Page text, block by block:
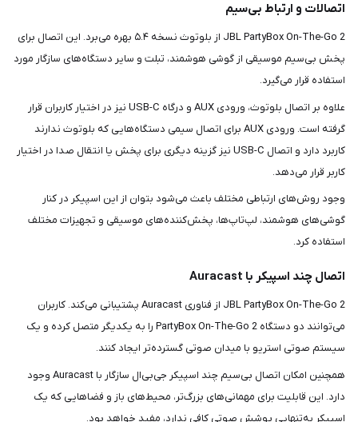
اتصالات و ارتباط بی‌سیم
JBL PartyBox On-The-Go 2 از بلوتوث نسخه ۵.۴ بهره می‌برد. این اتصال برای
پخش بی‌سیم موسیقی از گوشی هوشمند، تبلت و سایر دستگاه‌های سازگار مورد
استفاده قرار می‌گیرد.
علاوه بر اتصال بلوتوث، ورودی AUX و درگاه USB-C نیز در اختیار کاربران قرار
گرفته است. ورودی AUX برای اتصال سیمی دستگاه‌هایی که بلوتوث ندارند
کاربرد دارد و اتصال USB-C نیز گزینه دیگری برای پخش یا انتقال صدا در اختیار
کاربر قرار می‌دهد.
وجود روش‌های ارتباطی مختلف باعث می‌شود بتوان از این اسپیکر در کنار
گوشی‌های هوشمند، لپ‌تاپ‌ها، پخش‌کننده‌های موسیقی و تجهیزات مختلف
استفاده کرد.
اتصال چند اسپیکر با Auracast
JBL PartyBox On-The-Go 2 از فناوری Auracast پشتیبانی می‌کند. کاربران
می‌توانند دو دستگاه PartyBox On-The-Go 2 را به یکدیگر متصل کرده و یک
سیستم صوتی استریو با میدان صوتی گسترده‌تر ایجاد کنند.
همچنین امکان اتصال بی‌سیم چند اسپیکر جی‌بی‌ال سازگار با Auracast وجود
دارد. این قابلیت برای مهمانی‌های بزرگ‌تر، محیط‌های باز و فضاهایی که یک
اسپیکر به‌تنهایی پوشش صوتی کافی ندارد، مفید خواهد بود.